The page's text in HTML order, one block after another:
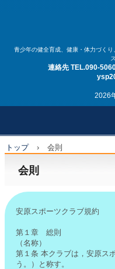
安原ス
青少年の健全育成、健康・体力づく
連絡先 TEL.090-
2026
トップ › 会則
会則
安原スポーツクラブ規約
第１章 総則
（名称）
第１条 本クラブは，安原ス
う。）と称す。